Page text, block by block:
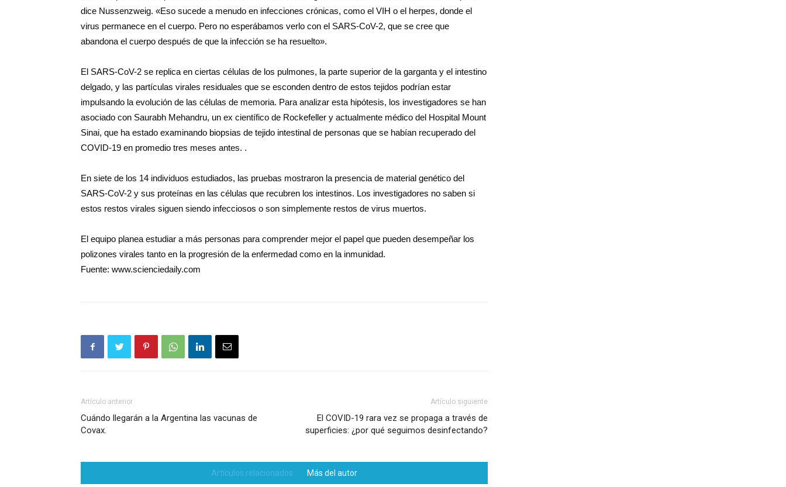
dice Nussenzweig. «Eso sucede a menudo en infecciones crónicas, como el VIH o el herpes, donde el
virus permanece en el cuerpo. Pero no esperábamos verlo con el SARS-CoV-2, que se cree que
abandona el cuerpo después de que la infección se ha resuelto».
El SARS-CoV-2 se replica en ciertas células de los pulmones, la parte superior de la garganta y el intestino
delgado, y las partículas virales residuales que se esconden dentro de estos tejidos podrían estar
impulsando la evolución de las células de memoria. Para analizar esta hipótesis, los investigadores se han
asociado con Saurabh Mehandru, un ex científico de Rockefeller y actualmente médico del Hospital Mount
Sinai, que ha estado examinando biopsias de tejido intestinal de personas que se habían recuperado del
COVID-19 en promedio tres meses antes. .
En siete de los 14 individuos estudiados, las pruebas mostraron la presencia de material genético del
SARS-CoV-2 y sus proteínas en las células que recubren los intestinos. Los investigadores no saben si
estos restos virales siguen siendo infecciosos o son simplemente restos de virus muertos.
El equipo planea estudiar a más personas para comprender mejor el papel que pueden desempeñar los
polizones virales tanto en la progresión de la enfermedad como en la inmunidad.
Fuente: www.scienciedaily.com
Artículo anterior
Cuándo llegarán a la Argentina las vacunas de
Covax.
Artículo siguiente
El COVID-19 rara vez se propaga a través de
superficies: ¿por qué seguimos desinfectando?
Artículos relacionados Más del autor